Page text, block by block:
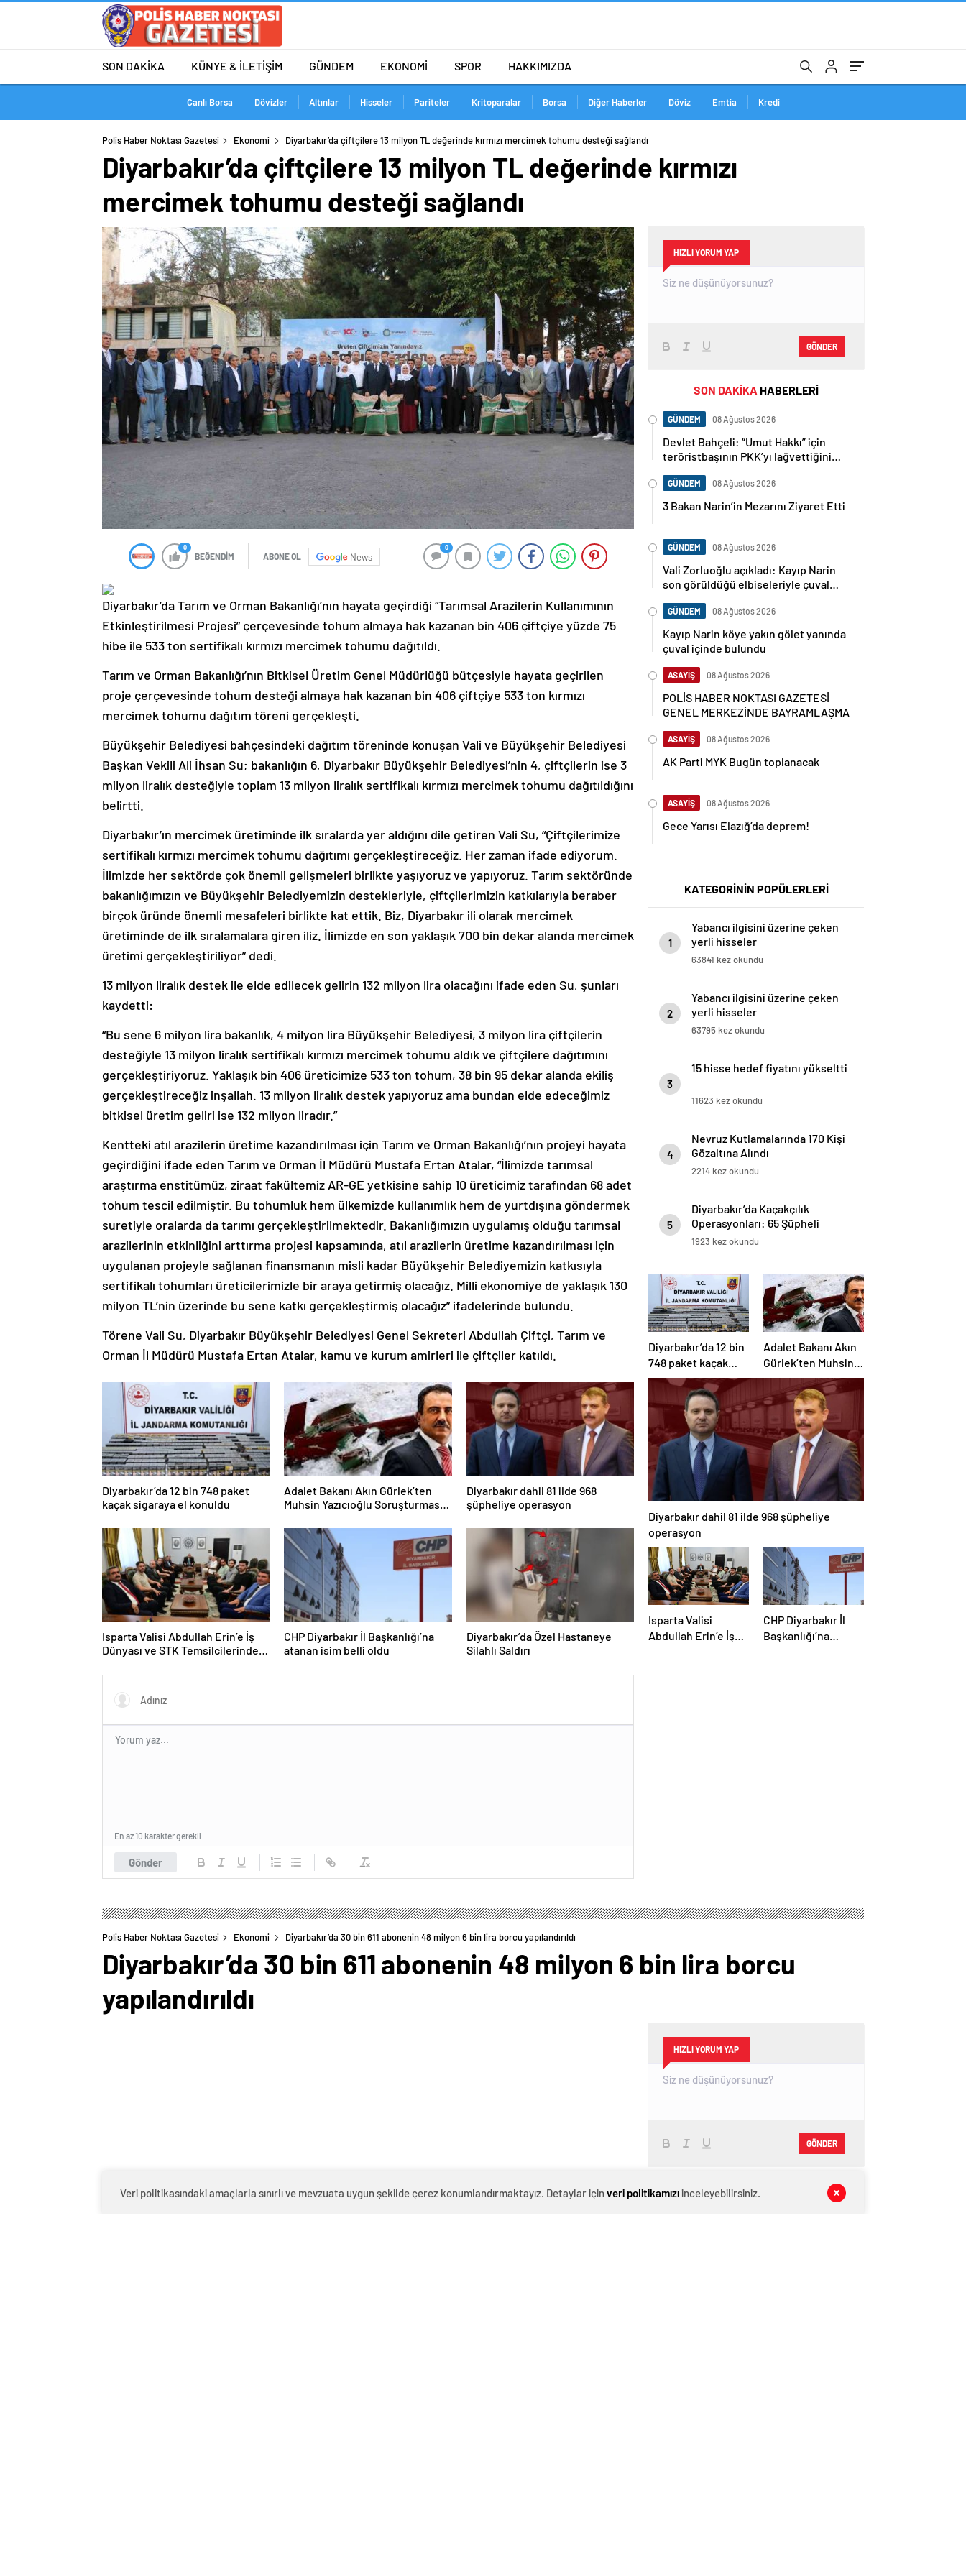
SON DAKİKA KÜNYE & İLETİŞİM GÜNDEM EKONOMİ SPOR HAKKIMIZDA
Canlı Borsa Dövizler Altınlar Hisseler Pariteler Kritoparalar Borsa Diğer Haberler Döviz Emtia Kredi
Polis Haber Noktası Gazetesi Ekonomi Diyarbakır’da çiftçilere 13 milyon TL değerinde kırmızı mercimek tohumu desteği sağlandı
Diyarbakır’da çiftçilere 13 milyon TL değerinde kırmızı
mercimek tohumu desteği sağlandı
0
BEĞENDİM ABONE OL News
0
Diyarbakır’da Tarım ve Orman Bakanlığı’nın hayata geçirdiği “Tarımsal Arazilerin Kullanımının
Etkinleştirilmesi Projesi” çerçevesinde tohum almaya hak kazanan bin 406 çiftçiye yüzde 75
hibe ile 533 ton sertifikalı kırmızı mercimek tohumu dağıtıldı.
Tarım ve Orman Bakanlığı’nın Bitkisel Üretim Genel Müdürlüğü bütçesiyle hayata geçirilen
proje çerçevesinde tohum desteği almaya hak kazanan bin 406 çiftçiye 533 ton kırmızı
mercimek tohumu dağıtım töreni gerçekleşti.
Büyükşehir Belediyesi bahçesindeki dağıtım töreninde konuşan Vali ve Büyükşehir Belediyesi
Başkan Vekili Ali İhsan Su; bakanlığın 6, Diyarbakır Büyükşehir Belediyesi’nin 4, çiftçilerin ise 3
milyon liralık desteğiyle toplam 13 milyon liralık sertifikalı kırmızı mercimek tohumu dağıtıldığını
belirtti.
Diyarbakır’ın mercimek üretiminde ilk sıralarda yer aldığını dile getiren Vali Su, “Çiftçilerimize
sertifikalı kırmızı mercimek tohumu dağıtımı gerçekleştireceğiz. Her zaman ifade ediyorum.
İlimizde her sektörde çok önemli gelişmeleri birlikte yaşıyoruz ve yapıyoruz. Tarım sektöründe
bakanlığımızın ve Büyükşehir Belediyemizin destekleriyle, çiftçilerimizin katkılarıyla beraber
birçok üründe önemli mesafeleri birlikte kat ettik. Biz, Diyarbakır ili olarak mercimek
üretiminde de ilk sıralamalara giren iliz. İlimizde en son yaklaşık 700 bin dekar alanda mercimek
üretimi gerçekleştiriliyor” dedi.
13 milyon liralık destek ile elde edilecek gelirin 132 milyon lira olacağını ifade eden Su, şunları
kaydetti:
“Bu sene 6 milyon lira bakanlık, 4 milyon lira Büyükşehir Belediyesi, 3 milyon lira çiftçilerin
desteğiyle 13 milyon liralık sertifikalı kırmızı mercimek tohumu aldık ve çiftçilere dağıtımını
gerçekleştiriyoruz. Yaklaşık bin 406 üreticimize 533 ton tohum, 38 bin 95 dekar alanda ekiliş
gerçekleştireceğiz inşallah. 13 milyon liralık destek yapıyoruz ama bundan elde edeceğimiz
bitkisel üretim geliri ise 132 milyon liradır.”
Kentteki atıl arazilerin üretime kazandırılması için Tarım ve Orman Bakanlığı’nın projeyi hayata
geçirdiğini ifade eden Tarım ve Orman İl Müdürü Mustafa Ertan Atalar, “İlimizde tarımsal
araştırma enstitümüz, ziraat fakültemiz AR-GE yetkisine sahip 10 üreticimiz tarafından 68 adet
tohum tescil edilmiştir. Bu tohumluk hem ülkemizde kullanımlık hem de yurtdışına göndermek
suretiyle oralarda da tarımı gerçekleştirilmektedir. Bakanlığımızın uygulamış olduğu tarımsal
arazilerinin etkinliğini arttırma projesi kapsamında, atıl arazilerin üretime kazandırılması için
uygulanan projeyle sağlanan finansmanın misli kadar Büyükşehir Belediyemizin katkısıyla
sertifikalı tohumları üreticilerimizle bir araya getirmiş olacağız. Milli ekonomiye de yaklaşık 130
milyon TL’nin üzerinde bu sene katkı gerçekleştirmiş olacağız” ifadelerinde bulundu.
Törene Vali Su, Diyarbakır Büyükşehir Belediyesi Genel Sekreteri Abdullah Çiftçi, Tarım ve
Orman İl Müdürü Mustafa Ertan Atalar, kamu ve kurum amirleri ile çiftçiler katıldı.
Diyarbakır’da 12 bin 748 paket
kaçak sigaraya el konuldu
Adalet Bakanı Akın Gürlek’ten
Muhsin Yazıcıoğlu Soruşturması
Diyarbakır dahil 81 ilde 968
şüpheliye operasyon
Isparta Valisi Abdullah Erin’e İş
Dünyası ve STK Temsilcilerinden
CHP Diyarbakır İl Başkanlığı’na
atanan isim belli oldu
Diyarbakır’da Özel Hastaneye
Silahlı Saldırı
Gönder
En az 10 karakter gerekli
HIZLI YORUM YAP
GÖNDER
SON DAKİKA HABERLERİ
GÜNDEM 08 Ağustos 2026
Devlet Bahçeli: “Umut Hakkı” için
teröristbaşının PKK’yı lağvettiğini
GÜNDEM 08 Ağustos 2026
3 Bakan Narin’in Mezarını Ziyaret Etti
GÜNDEM 08 Ağustos 2026
Vali Zorluoğlu açıkladı: Kayıp Narin
son görüldüğü elbiseleriyle çuval
GÜNDEM 08 Ağustos 2026
Kayıp Narin köye yakın gölet yanında
çuval içinde bulundu
ASAYİŞ 08 Ağustos 2026
POLİS HABER NOKTASI GAZETESİ
GENEL MERKEZİNDE BAYRAMLAŞMA
ASAYİŞ 08 Ağustos 2026
AK Parti MYK Bugün toplanacak
ASAYİŞ 08 Ağustos 2026
Gece Yarısı Elazığ’da deprem!
KATEGORİNİN POPÜLERLERİ
1
Yabancı ilgisini üzerine çeken
yerli hisseler
63841 kez okundu
2
Yabancı ilgisini üzerine çeken
yerli hisseler
63795 kez okundu
3
15 hisse hedef fiyatını yükseltti
11623 kez okundu
4
Nevruz Kutlamalarında 170 Kişi
Gözaltına Alındı
2214 kez okundu
5
Diyarbakır’da Kaçakçılık
Operasyonları: 65 Şüpheli
Yakalandı
1923 kez okundu
Diyarbakır’da 12 bin
748 paket kaçak
sigaraya el konuldu
Adalet Bakanı Akın
Gürlek’ten Muhsin
Yazıcıoğlu
Soruşturması
Açıklaması: 25 Kişi
Gözaltında
Diyarbakır dahil 81 ilde 968 şüpheliye
operasyon
Isparta Valisi
Abdullah Erin’e İş
CHP Diyarbakır İl
Başkanlığı’na
Polis Haber Noktası Gazetesi Ekonomi Diyarbakır’da 30 bin 611 abonenin 48 milyon 6 bin lira borcu yapılandırıldı
Diyarbakır’da 30 bin 611 abonenin 48 milyon 6 bin lira borcu
yapılandırıldı
HIZLI YORUM YAP
GÖNDER
SON DAKİKA
Veri politikasındaki amaçlarla sınırlı ve mevzuata uygun şekilde çerez konumlandırmaktayız. Detaylar için veri politikamızıinceleyebilirsiniz.